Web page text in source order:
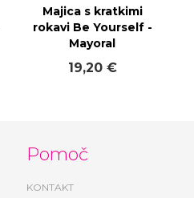
Majica s kratkimi
rokavi Be Yourself -
Mayoral
19,20 €
Pomoč
KONTAKT